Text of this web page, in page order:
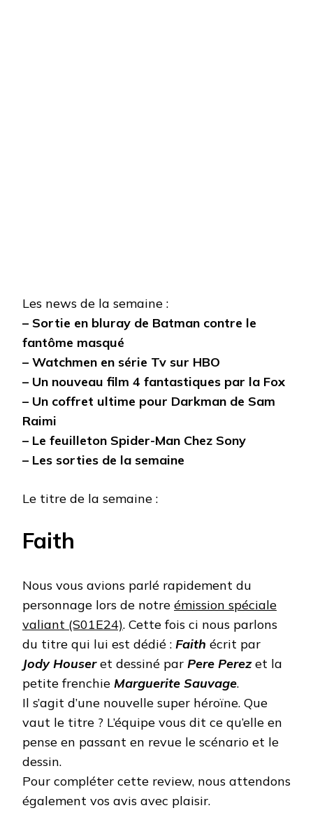
Les news de la semaine :
– Sortie en bluray de Batman contre le
fantôme masqué
– Watchmen en série Tv sur HBO
– Un nouveau film 4 fantastiques par la Fox
– Un coffret ultime pour Darkman de Sam
Raimi
– Le feuilleton Spider-Man Chez Sony
– Les sorties de la semaine
Le titre de la semaine :
Faith
Nous vous avions parlé rapidement du
personnage lors de notre émission spéciale
valiant (S01E24). Cette fois ci nous parlons
du titre qui lui est dédié : Faith écrit par
Jody Houser et dessiné par Pere Perezet la
petite frenchie Marguerite Sauvage.
Il s’agit d’une nouvelle super héroïne. Que
vaut le titre ? L’équipe vous dit ce qu’elle en
pense en passant en revue le scénario et le
dessin.
Pour compléter cette review, nous attendons
également vos avis avec plaisir.